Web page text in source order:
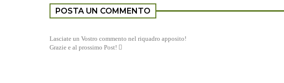
POSTA UN COMMENTO
Lasciate un Vostro commento nel riquadro apposito!
Grazie e al prossimo Post! 